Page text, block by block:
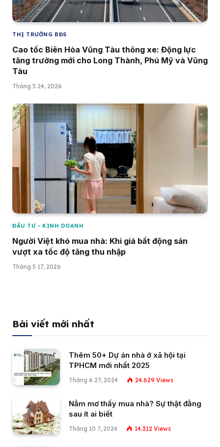
THỊ TRƯỜNG BĐS
Cao tốc Biên Hòa Vũng Tàu thông xe: Động lực
tăng trưởng mới cho Long Thành, Phú Mỹ và Vũng
Tàu
Tháng 5 24, 2026
ĐẦU TƯ - KINH DOANH
Người Việt khó mua nhà: Khi giá bất động sản
vượt xa tốc độ tăng thu nhập
Tháng 5 17, 2026
Bài viết mới nhất
Thêm 50+ Dự án nhà ở xã hội tại
TPHCM mới nhất 2025
Tháng 6 27, 2024 24.629 Views
Nằm mơ thấy mua nhà? Sự thật đằng
sau ít ai biết
Tháng 10 7, 2024 14.312 Views